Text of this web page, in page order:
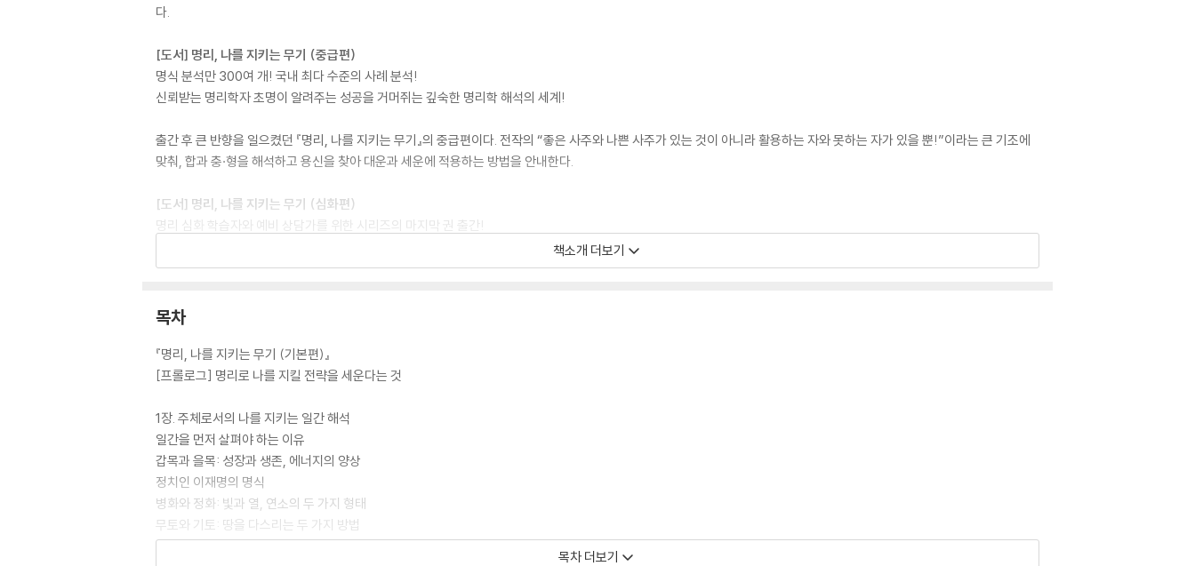
다.
[도서] 명리, 나를 지키는 무기 (중급편)
명식 분석만 300여 개! 국내 최다 수준의 사례 분석!
신뢰받는 명리학자 초명이 알려주는 성공을 거머쥐는 깊숙한 명리학 해석의 세계!
출간 후 큰 반향을 일으켰던 『명리, 나를 지키는 무기』의 중급편이다. 전작의 “좋은 사주와 나쁜 사주가 있는 것이 아니라 활용하는 자와 못하는 자가 있을 뿐!”이라는 큰 기조에
맞춰, 합과 충·형을 해석하고 용신을 찾아 대운과 세운에 적용하는 방법을 안내한다.
[도서] 명리, 나를 지키는 무기 (심화편)
명리 심화 학습자와 예비 상담가를 위한 시리즈의 마지막 권 출간!
영역에 진입한다. 명리학을 입체적으로 이해하기 위해서라면 신살과 십이운성이라는 디테일을 섬세하게 학습해야 한다.
책소개 더보기
목차
『명리, 나를 지키는 무기 (기본편)』
[프롤로그] 명리로 나를 지킬 전략을 세운다는 것
1장. 주체로서의 나를 지키는 일간 해석
일간을 먼저 살펴야 하는 이유
갑목과 을목: 성장과 생존, 에너지의 양상
정치인 이재명의 명식
병화와 정화: 빛과 열, 연소의 두 가지 형태
무토와 기토: 땅을 다스리는 두 가지 방법
경금과 신금: 결실인가 종결인가
목차 더보기